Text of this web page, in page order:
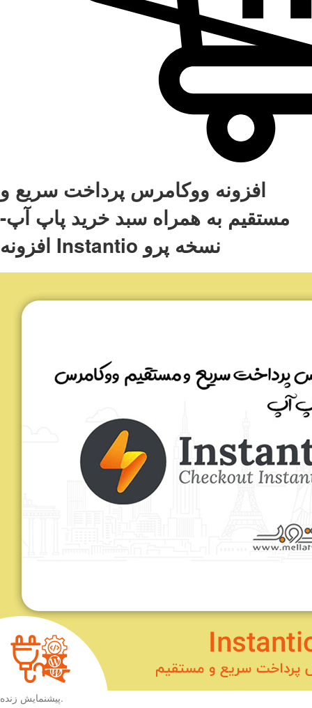
افزونه ووکامرس پرداخت سریع و
مستقیم به همراه سبد خرید پاپ آپ-
افزونه Instantio نسخه پرو
پیشنمایش زنده.